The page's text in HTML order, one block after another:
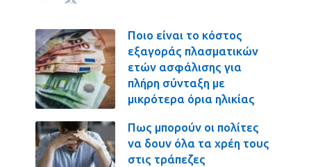
Ποιο είναι το κόστος
εξαγοράς πλασματικών
ετών ασφάλισης για
πλήρη σύνταξη με
μικρότερα όρια ηλικίας
Πως μπορούν οι πολίτες
να δουν όλα τα χρέη τους
στις τράπεζες